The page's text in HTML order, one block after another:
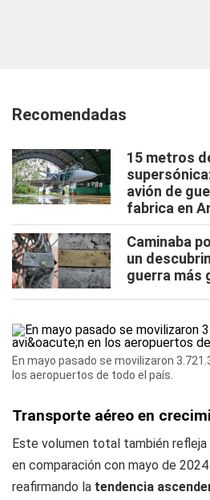
Recomendadas
15 metros
avión de
fabrica en
Caminaba
un
guerra más
En mayo pasado se movilizaron
los aeropuertos de todo el país.
Transporte aéreo en
Este volumen total también
en comparación con mayo de
reafirmando la tendencia